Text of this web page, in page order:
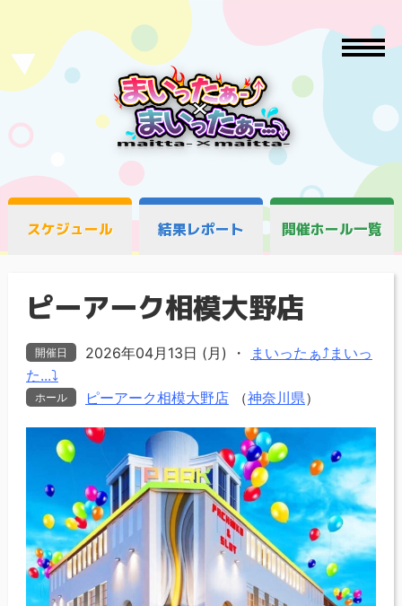
スケジュール 結果レポート 開催ホール一覧
ピーアーク相模大野店
開催日 2026年04月13日 (月) ・
まいったぁ⤴まいっ
た...⤵
ホール ピーアーク相模大野店（神奈川県）